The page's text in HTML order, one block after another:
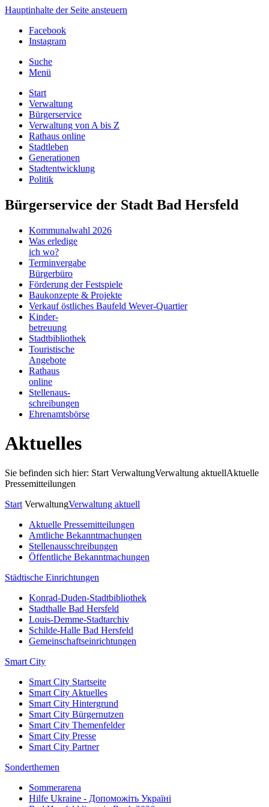
Hauptinhalte der Seite ansteuern
Facebook
Instagram
Suche
Menü
Start
Verwaltung
Bürgerservice
Verwaltung von A bis Z
Rathaus online
Stadtleben
Generationen
Stadtentwicklung
Politik
Bürgerservice der Stadt Bad Hersfeld
Kommunalwahl 2026
Was erledige
ich wo?
Terminvergabe
Bürgerbüro
Förderung der Festspiele
Baukonzepte & Projekte
Verkauf östliches Baufeld Wever-Quartier
Kinder-
betreuung
Stadtbibliothek
Touristische
Angebote
Rathaus
online
Stellenaus-
schreibungen
Ehrenamtsbörse
Aktuelles
Sie befinden sich hier: Start VerwaltungVerwaltung aktuellAktuelle
Pressemitteilungen
Start VerwaltungVerwaltung aktuell
Aktuelle Pressemitteilungen
Amtliche Bekanntmachungen
Stellenausschreibungen
Öffentliche Bekanntmachungen
Städtische Einrichtungen
Konrad-Duden-Stadtbibliothek
Stadthalle Bad Hersfeld
Louis-Demme-Stadtarchiv
Schilde-Halle Bad Hersfeld
Gemeinschaftseinrichtungen
Smart City
Smart City Startseite
Smart City Aktuelles
Smart City Hintergrund
Smart City Bürgernutzen
Smart City Themenfelder
Smart City Presse
Smart City Partner
Sonderthemen
Sommerarena
Hilfe Ukraine - Допоможіть Україні